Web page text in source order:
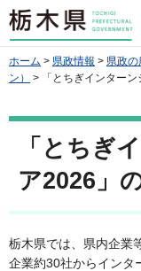
栃木県
ホーム > 県政情報 > 県政の
ン）
> 「とちぎインター
「とちぎ
ア2026」
栃木県では、県内企業
企業約30社からインタ